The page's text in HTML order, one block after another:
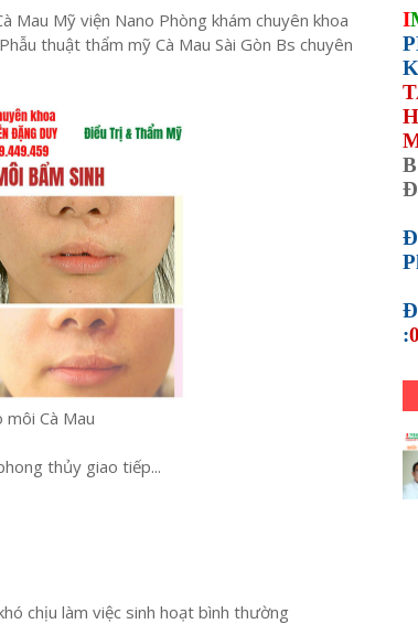
Mau Mỹ viện Nano Phòng khám chuyên khoa
thuật thẩm mỹ Cà Mau Sài Gòn Bs chuyên
môi Cà Mau
thủy giao tiếp...
chịu làm việc sinh hoạt bình thường
I
: